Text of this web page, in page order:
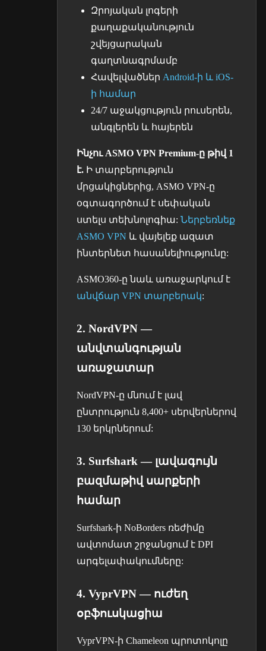
Զրոյական լոգերի
քաղաքականություն
շվեյցարական
գաղտնագրմամբ
Հավելվածներ Android-ի և iOS-
ի համար
24/7 աջակցություն րուսերեն,
անգլերեն և հայերեն
Ինչու ASMO VPN Premium-ը թիվ 1
է. Ի տարբերություն
մրցակիցներից, ASMO VPN-ը
օգտագործում է սեփական
ստելս տեխնոլոգիա: Ներբեռնեք
ASMO VPN և վայելեք ազատ
ինտերնետ հասանելիությունը:
ASMO360-ը նաև առաջարկում է
անվճար VPN տարբերակ:
2. NordVPN —
անվտանգության
առաջատար
NordVPN-ը մնում է լավ
ընտրություն 8,400+ սերվերներով
130 երկրներում:
3. Surfshark — լավագույն
բազմաթիվ սարքերի
համար
Surfshark-ի NoBorders ռեժիմը
ավտոմատ շրջանցում է DPI
արգելափակումները:
4. VyprVPN — ուժեղ
օբֆուսկացիա
VyprVPN-ի Chameleon պրոտոկոլը